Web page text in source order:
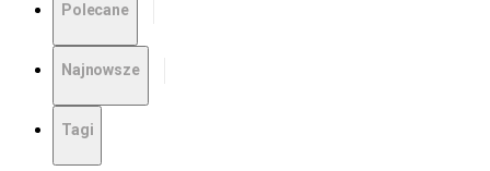
Polecane
Najnowsze
Tagi